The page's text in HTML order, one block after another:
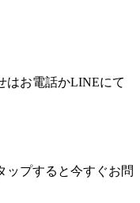
はお電話かLINEにて
プすると今すぐお問